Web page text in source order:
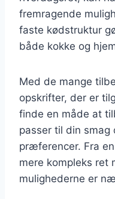
fremragende
faste kødstruktur
både kokke og
Med de mange
opskrifter, der er
finde en måde at
passer til din
præferencer. Fra
mere kompleks ret
mulighederne er